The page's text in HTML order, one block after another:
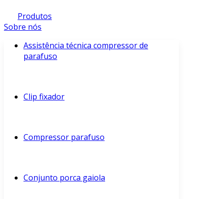
Produtos
Sobre nós
Assistência técnica compressor de
parafuso
Clip fixador
Compressor parafuso
Conjunto porca gaiola